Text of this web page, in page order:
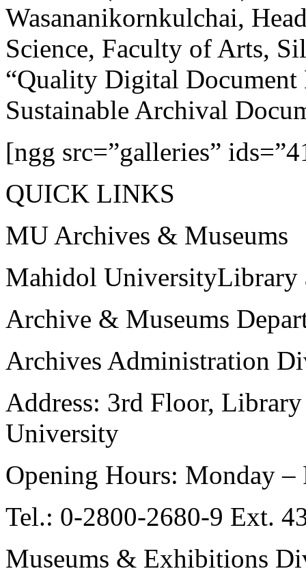
Wasananikornkulchai,
Science, Faculty of Arts,
“Quality Digital Document
Sustainable Archival
[ngg src=”galleries”
QUICK LINKS
MU Archives & Museums
Mahidol UniversityLibrary
Archive & Museums
Archives Administration
Address: 3rd Floor,
University
Opening Hours: Monday –
Tel.: 0-2800-2680-9 Ext.
Museums & Exhibitions